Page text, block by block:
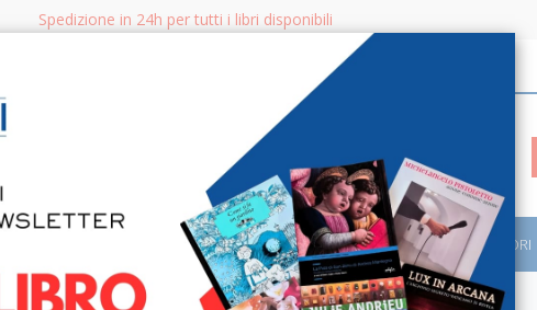
Spedizione in 24h per tutti i libri disponibili
CERCA Ricerca avanzata
LIBRI PER BAMBINI E RAGAZZI MANUALI - GUIDE - CORSI SPORT E MOTORI